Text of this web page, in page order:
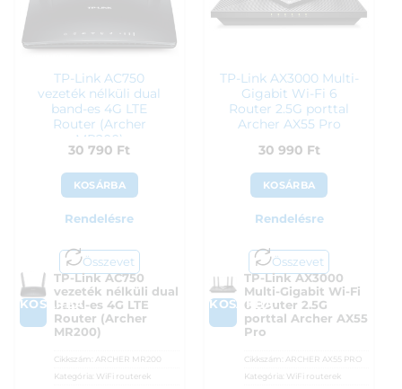
TP-Link AC750
vezeték nélküli dual
band-es 4G LTE
Router (Archer
MR200)
30 790 Ft
KOSÁRBA
Rendelésre
Összevet
KOSÁRBA
TP-Link AC750
vezeték nélküli dual
band-es 4G LTE
Router (Archer
MR200)
Cikkszám: ARCHER MR200
Kategória: WiFi routerek
TP-Link AX3000 Multi-
Gigabit Wi-Fi 6
Router 2.5G porttal
Archer AX55 Pro
30 990 Ft
KOSÁRBA
Rendelésre
Összevet
KOSÁRBA
TP-Link AX3000
Multi-Gigabit Wi-Fi
6 Router 2.5G
porttal Archer AX55
Pro
Cikkszám: ARCHER AX55 PRO
Kategória: WiFi routerek